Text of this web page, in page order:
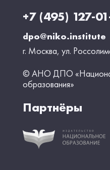
+7 (495) 127-
dpo@niko.institute
г. Москва, ул.
© АНО ДПО
образования»
Партнёры